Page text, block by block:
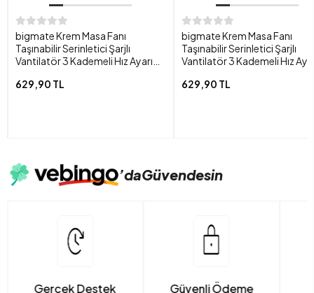
bigmate Krem Masa Fanı
Taşınabilir Serinletici Şarjlı
Vantilatör 3 Kademeli Hız Ayarı
629,90 TL
bigmate Krem Masa Fanı
Taşınabilir Serinletici Şarjlı
Vantilatör 3 Kademeli Hız
629,90 TL
’daGüvendesin
Gerçek Destek Güvenli Ödeme